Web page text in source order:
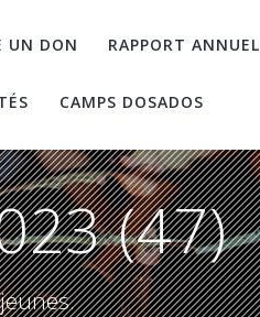
UN DON RAPPORT ANNUEL
CAMPS DOSADOS
(47)